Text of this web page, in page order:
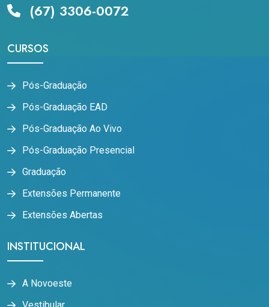
(67) 3306-0072
CURSOS
Pós-Graduação
Pós-Graduação EAD
Pós-Graduação Ao Vivo
Pós-Graduação Presencial
Graduação
Extensões Permanente
Extensões Abertas
INSTITUCIONAL
A Novoeste
Vestibular